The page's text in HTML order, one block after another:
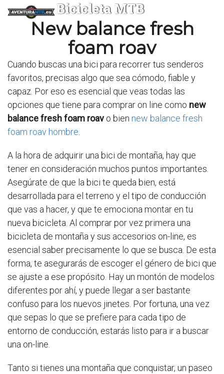
Bicicleta MTB
New balance fresh
foam roav
Cuando buscas una bici para recorrer tus senderos
favoritos, precisas algo que sea cómodo, fiable y
capaz. Por eso es esencial que veas todas las
opciones que tiene para comprar on line como new
balance fresh foam roavo bien new balance fresh
foam roav hombre
A la hora de adquirir una bici de montaña, hay que
tener en consideración muchos puntos importantes.
Asegúrate de que la bici te queda bien, está
desarrollada para el terreno y el tipo de conducción
que vas a hacer, y que te emociona montar en tu
nueva bicicleta. Al comprar por vez primera una
bicicleta de montaña y sus accesorios on-line, es
esencial saber precisamente lo que se busca. De esta
forma, te asegurarás de escoger el género de bici que
se ajuste a ese propósito. Hay un montón de modelos
diferentes por ahí, y puede llegar a ser bastante
confuso para los nuevos jinetes. Por fortuna, una vez
que sepas lo que se prefiere para cada tipo de
entorno de conducción, estarás listo para ir a buscar
una on-line.
Tanto si tienes una montaña que conquistar, un paseo